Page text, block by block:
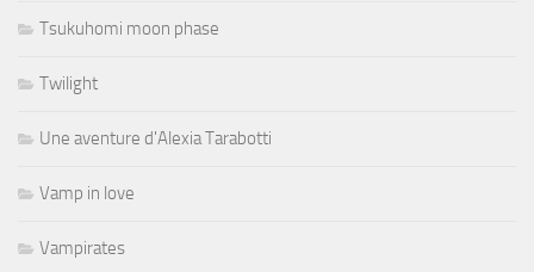
Tsukuhomi moon phase
Twilight
Une aventure d'Alexia Tarabotti
Vamp in love
Vampirates